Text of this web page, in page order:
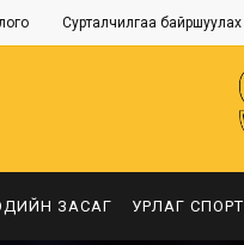
Сурталчилгаа байршуулах
ЗАСАГ УРЛАГ СПОРТ